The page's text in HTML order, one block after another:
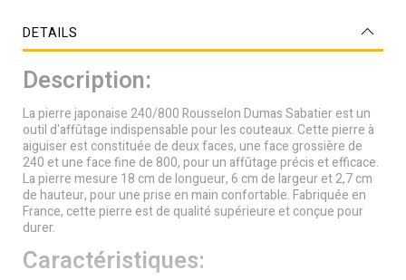
DETAILS
Description:
La pierre japonaise 240/800 Rousselon Dumas Sabatier est un
outil d'affûtage indispensable pour les couteaux. Cette pierre à
aiguiser est constituée de deux faces, une face grossière de
240 et une face fine de 800, pour un affûtage précis et efficace.
La pierre mesure 18 cm de longueur, 6 cm de largeur et 2,7 cm
de hauteur, pour une prise en main confortable. Fabriquée en
France, cette pierre est de qualité supérieure et conçue pour
durer.
Caractéristiques: